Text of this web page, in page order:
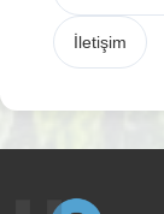
İletişim